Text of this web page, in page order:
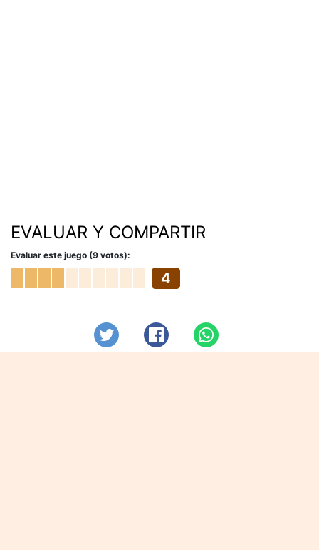
EVALUAR Y COMPARTIR
Evaluar este juego (9 votos):
4